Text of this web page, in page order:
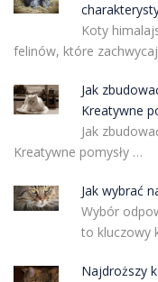
Koty
felinów, które
Jak
Kreatywne
Jak
Kreatywne pomysły …
Jak wybrać
Wybór
to kluczowy
Najdroższy